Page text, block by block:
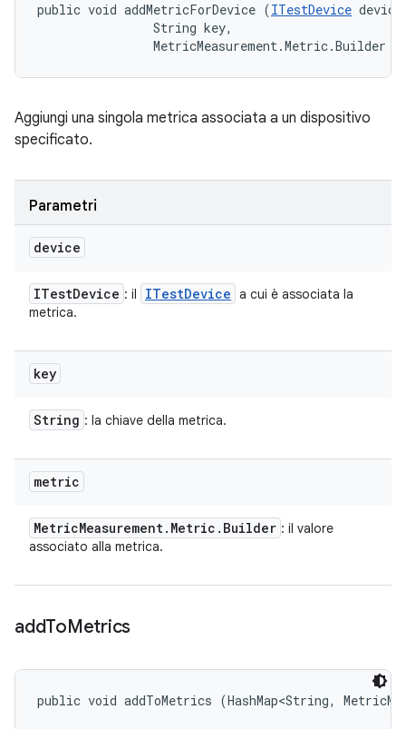
public void addMetricForDevice (ITestDevice
                String key,
MetricMeasurement.Metric.Builder
Aggiungi una singola metrica associata a un dispositivo
specificato.
Parametri
device
ITestDevice : il ITestDevice a cui è associata la
metrica.
key
String : la chiave della metrica.
metric
MetricMeasurement. Metric . Builder : il valore
associato alla metrica.
addToMetrics
public void addToMetrics (HashMap<String,